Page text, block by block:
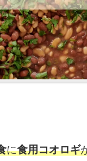
に食用コオロギ